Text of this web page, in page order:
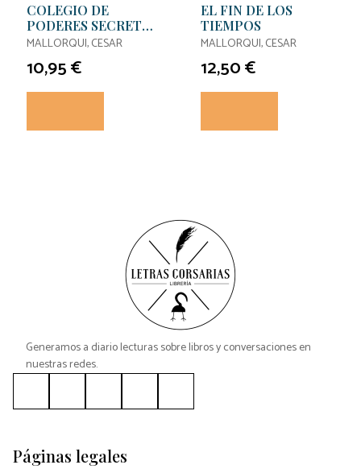
COLEGIO DE
PODERES SECRETOS
3 - EL VIAJERO DEL
MALLORQUI, CESAR
10,95 €
EL FIN DE LOS
TIEMPOS
MALLORQUI, CESAR
12,50 €
Generamos a diario lecturas sobre libros y conversaciones en
nuestras redes.
Páginas legales